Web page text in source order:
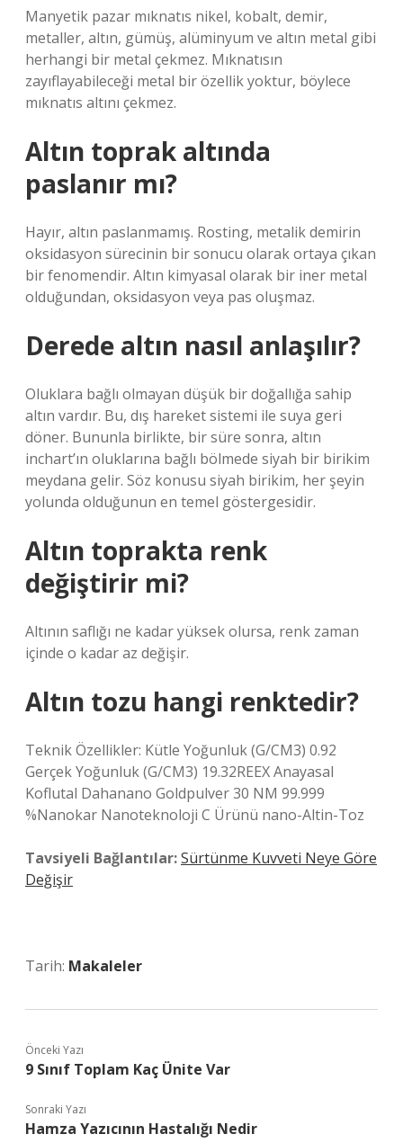
Manyetik pazar mıknatıs nikel, kobalt, demir,
metaller, altın, gümüş, alüminyum ve altın metal gibi
herhangi bir metal çekmez. Mıknatısın
zayıflayabileceği metal bir özellik yoktur, böylece
mıknatıs altını çekmez.
Altın toprak altında
paslanır mı?
Hayır, altın paslanmamış. Rosting, metalik demirin
oksidasyon sürecinin bir sonucu olarak ortaya çıkan
bir fenomendir. Altın kimyasal olarak bir iner metal
olduğundan, oksidasyon veya pas oluşmaz.
Derede altın nasıl anlaşılır?
Oluklara bağlı olmayan düşük bir doğallığa sahip
altın vardır. Bu, dış hareket sistemi ile suya geri
döner. Bununla birlikte, bir süre sonra, altın
inchart’ın oluklarına bağlı bölmede siyah bir birikim
meydana gelir. Söz konusu siyah birikim, her şeyin
yolunda olduğunun en temel göstergesidir.
Altın toprakta renk
değiştirir mi?
Altının saflığı ne kadar yüksek olursa, renk zaman
içinde o kadar az değişir.
Altın tozu hangi renktedir?
Teknik Özellikler: Kütle Yoğunluk (G/CM3) 0.92
Gerçek Yoğunluk (G/CM3) 19.32REEX Anayasal
Koflutal Dahanano Goldpulver 30 NM 99.999
%Nanokar Nanoteknoloji C Ürünü nano-Altin-Toz
Tavsiyeli Bağlantılar:Sürtünme Kuvveti Neye Göre
Değişir
Tarih: Makaleler
Önceki Yazı
9 Sınıf Toplam Kaç Ünite Var
Sonraki Yazı
Hamza Yazıcının Hastalığı Nedir